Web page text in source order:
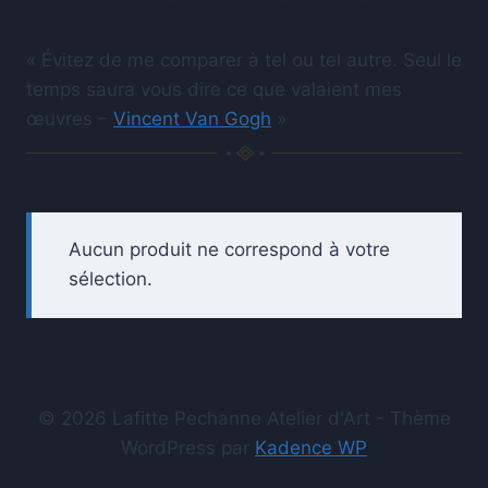
« Évitez de me comparer à tel ou tel autre. Seul le
temps saura vous dire ce que valaient mes
œuvres – Vincent Van Gogh »
Aucun produit ne correspond à votre
sélection.
© 2026 Lafitte Pechanne Atelier d'Art - Thème
WordPress par Kadence WP